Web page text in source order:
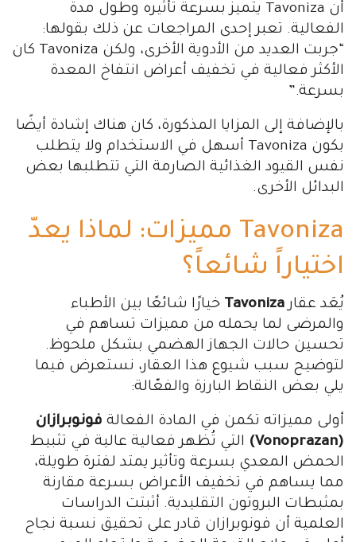
أن Tavoniza يتميز بسرعة تأثيره وطول مدة
الفعالية. تعبر إحدى المراجعات عن ذلك بقولها:
“جربت العديد من الأدوية الأخرى، ولكن Tavoniza كان
الأكثر فعالية في تخفيف أعراض انتفاخ المعدة
بسرعة.”
بالإضافة إلى المزايا المذكورة، كان هناك إشادة أيضًا
بكون Tavoniza أسهل في الاستخدام ولا يتطلب
نفس القيود الغذائية الصارمة التي تتطلبها بعض
البدائل الأخرى.
Tavoniza مميزات: لماذا يعدّ
اختياراً شائعاً؟
يُعَد عقار Tavoniza خيارًا شائعًا بين الأطباء
والمرضى لما يحمله من مميزات تساهم في
تحسين حالات الجهاز الهضمي بشكل ملحوظ.
لتوضيح سبب شيوع هذا العقار، نستعرض فيما
يلي بعض النقاط البارزة والفعّالة:
أولى مميزاته تكمن في المادة الفعالة فونوبرازان
(Vonoprazan)
التي تُظهر فعالية عالية في تثبيط
الحمض المعدي بسرعة وتأثير يمتد لفترة طويلة،
مما يساهم في تخفيف الأعراض بسرعة مقارنة
بمثبطات البروتون التقليدية. أثبتت الدراسات
العلمية أن فونوبرازان قادر على تحقيق نسبة نجاح